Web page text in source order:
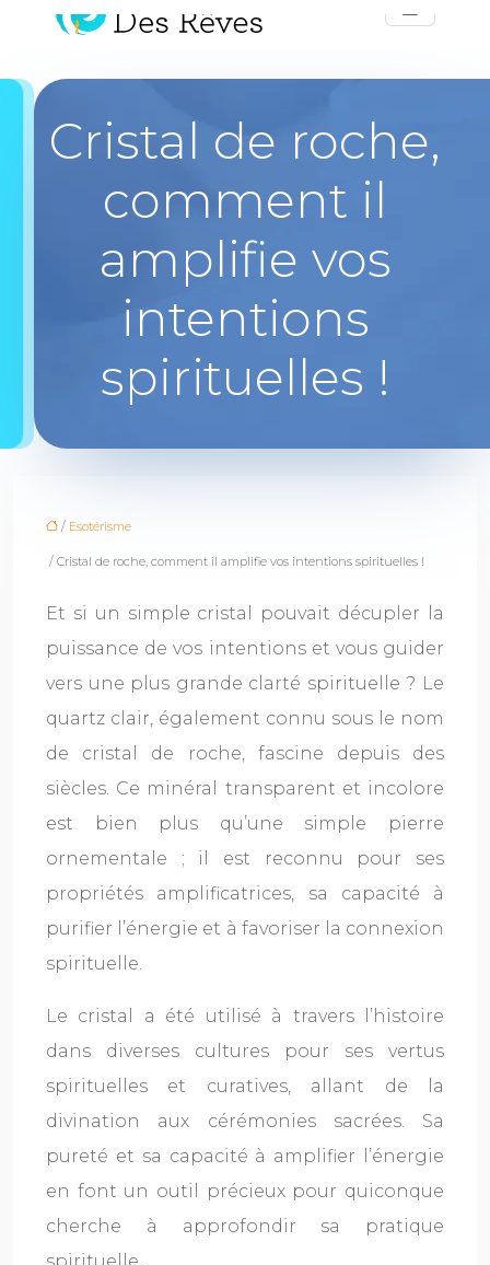
Cristal de roche,
comment il
amplifie vos
intentions
spirituelles !
/ Esotérisme
/ Cristal de roche, comment il amplifie vos intentions spirituelles !
Et si un simple cristal pouvait décupler la
puissance de vos intentions et vous guider
vers une plus grande clarté spirituelle ? Le
quartz clair, également connu sous le nom
de cristal de roche, fascine depuis des
siècles. Ce minéral transparent et incolore
est bien plus qu’une simple pierre
ornementale ; il est reconnu pour ses
propriétés amplificatrices, sa capacité à
purifier l’énergie et à favoriser la connexion
spirituelle.
Le cristal a été utilisé à travers l’histoire
dans diverses cultures pour ses vertus
spirituelles et curatives, allant de la
divination aux cérémonies sacrées. Sa
pureté et sa capacité à amplifier l’énergie
en font un outil précieux pour quiconque
cherche à approfondir sa pratique